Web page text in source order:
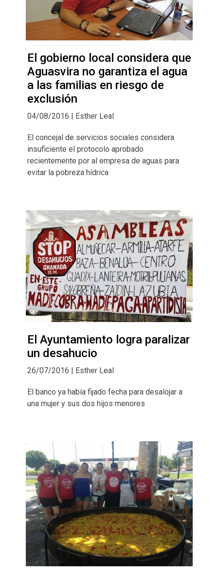
El gobierno local considera que
Aguasvira no garantiza el agua
a las familias en riesgo de
exclusión
04/08/2016 | Esther Leal
El concejal de servicios sociales considera
insuficiente el protocolo aprobado
recientemente por al empresa de aguas para
evitar la pobreza hídrica
El Ayuntamiento logra paralizar
un desahucio
26/07/2016 | Esther Leal
El banco ya había fijado fecha para desalojar a
una mujer y sus dos hijos menores